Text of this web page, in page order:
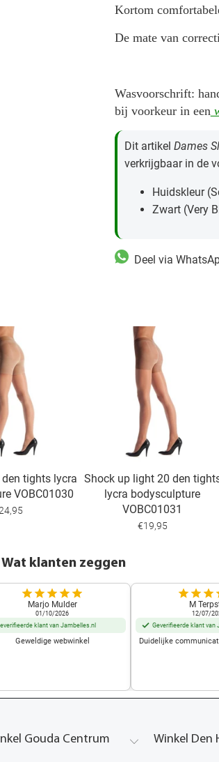
Kortom
De mate van
Wasvoorschrift:
bij voorkeur in een
Dit artikel Dames
verkrijgbaar in de
Huidskleur
Zwart (Very
Deel via
VOBC01030
Shock up light 20 den
lycra bodysculpture
VOBC01031
€19,95
Wat klanten zeggen
Marjo Mulder
01/10/2026
klant van Jambelles.nl
Geweldige webwinkel
M
12/07/
Geverifieerde klant van
Duidelijke
Gouda Centrum Winkel Den